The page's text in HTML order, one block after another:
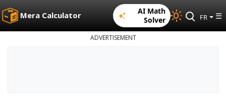
Mera Calculator
AI Math
Solver
FR ☰
ADVERTISEMENT